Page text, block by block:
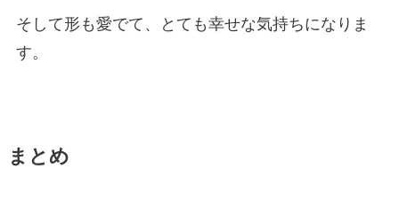
そして形も愛でて、とても幸せな気持ちになりま
す。
まとめ